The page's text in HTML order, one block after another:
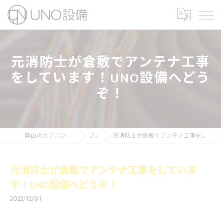
元消防士が倉敷でアンテナ工事
をしています！UNO設備へどう
ぞ！
岡山のエアコン工事ならUNO設備 ブログ 元消防士が倉敷でアンテナ工事をしています！UNO設備へどうぞ！
元消防士が倉敷でアンテナ工事をしていま
す！UNO設備へどうぞ！
2022/12/01